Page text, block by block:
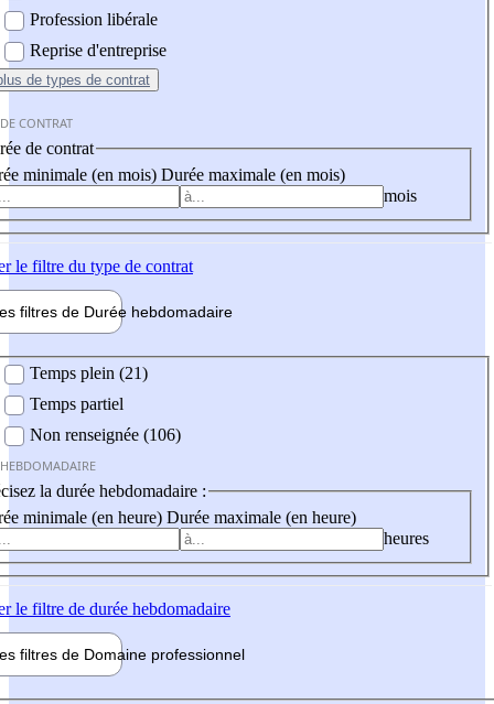
Profession libérale
Reprise d'entreprise
de types de contrat
CONTRAT
de contrat
minimale (en mois) Durée maximale (en mois)
mois
le filtre du type de contrat
filtres de Durée hebdomadaire
Temps plein (21)
Temps partiel
Non renseignée (106)
la durée hebdomadaire :
minimale (en heure) Durée maximale (en heure)
heures
le filtre de durée hebdomadaire
filtres de Domaine professionnel